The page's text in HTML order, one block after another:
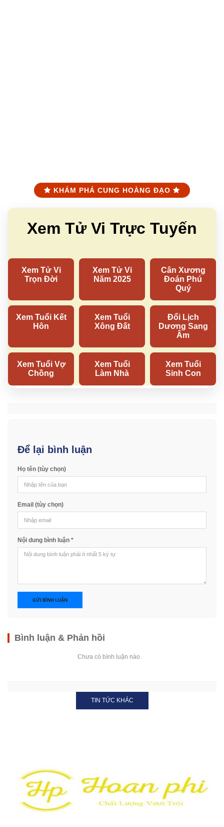
KHÁM PHÁ CUNG HOÀNG ĐẠO
Để lại bình luận
Họ tên (tùy chọn)
Email (tùy chọn)
Nội dung bình luận *
GỬI BÌNH LUẬN
Bình luận & Phản hồi
Chưa có bình luận nào.
TIN TỨC KHÁC